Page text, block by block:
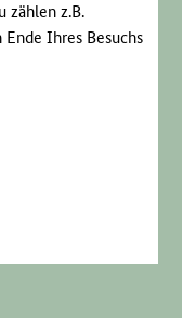
zählen z.B.
Ihres Besuchs